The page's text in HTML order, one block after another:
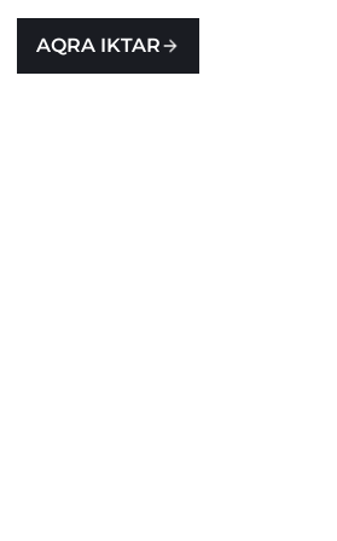
AQRA IKTAR